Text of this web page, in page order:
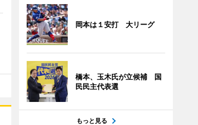
岡本は１安打 大リーグ
橋本、玉木氏が立候補 国
民民主代表選
もっと見る